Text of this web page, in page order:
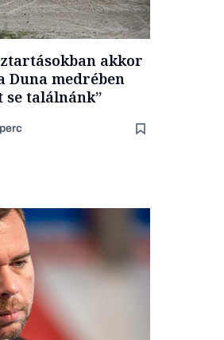
akkor
Duna medrében
se találnánk”